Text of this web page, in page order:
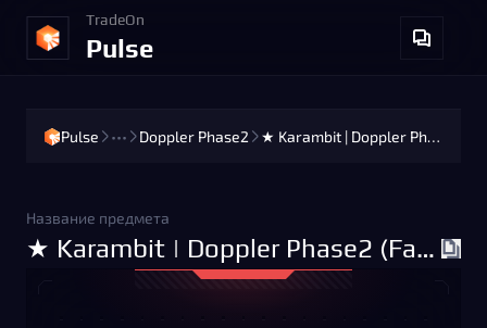
TradeOn
Pulse
Pulse ••• Doppler Phase2 ★ Karambit | Doppler Phase2 (Factory New)
Название предмета
★ Karambit | Doppler Phase2 (Factory New)